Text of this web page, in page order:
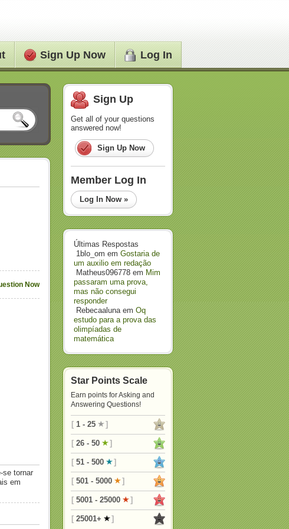
Sign Up Now Log In
Now
se tornar
em
Sign Up
Get all of your questions
answered now!
Sign Up Now
Member Log In
Log In Now »
Últimas Respostas
1blo_om em Gostaria de
um auxilio em redação
Matheus096778 em Mim
passaram uma prova,
mas não consegui
responder
Rebecaalunaem Oq
estudo para a prova das
olimpíadas de
matemática
Star Points Scale
Earn points for Asking and
Answering Questions!
[ 1 - 25 ]
[ 26 - 50 ]
[ 51 - 500 ]
[ 501 - 5000 ]
[ 5001 - 25000 ]
[ 25001+ ]